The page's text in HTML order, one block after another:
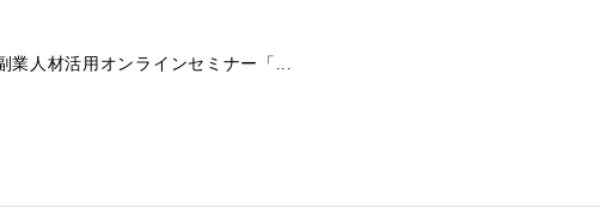
業人材活用オンラインセミナー「...